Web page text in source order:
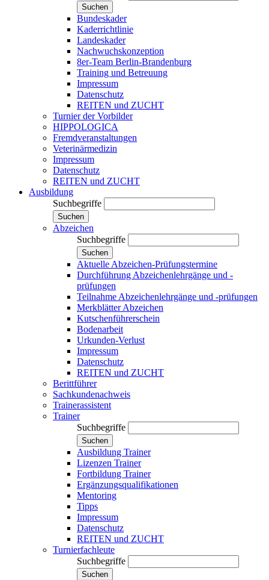
Suchen
Bundeskader
Kaderrichtlinie
Landeskader
Nachwuchskonzeption
8er-Team Berlin-Brandenburg
Training und Betreuung
Impressum
Datenschutz
REITEN und ZUCHT
Turnier der Vorbilder
HIPPOLOGICA
Fremdveranstaltungen
Veterinärmedizin
Impressum
Datenschutz
REITEN und ZUCHT
Ausbildung
Suchbegriffe
Suchen
Abzeichen
Suchbegriffe
Suchen
Aktuelle Abzeichen-Prüfungstermine
Durchführung Abzeichenlehrgänge und -
prüfungen
Teilnahme Abzeichenlehrgänge und -prüfungen
Merkblätter Abzeichen
Kutschenführerschein
Bodenarbeit
Urkunden-Verlust
Impressum
Datenschutz
REITEN und ZUCHT
Berittführer
Sachkundenachweis
Trainerassistent
Trainer
Suchbegriffe
Suchen
Ausbildung Trainer
Lizenzen Trainer
Fortbildung Trainer
Ergänzungsqualifikationen
Mentoring
Tipps
Impressum
Datenschutz
REITEN und ZUCHT
Turnierfachleute
Suchbegriffe
Suchen